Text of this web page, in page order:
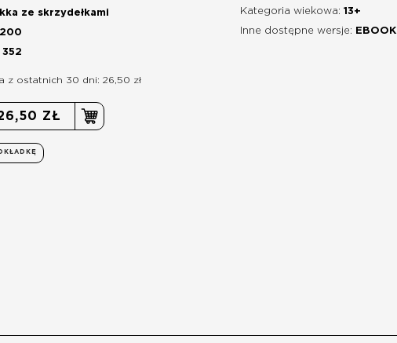
ze skrzydełkami
352
Kategoria wiekowa: 13+
Inne dostępne wersje:
EBOOK
z ostatnich 30 dni: 26,50 zł
ZŁ